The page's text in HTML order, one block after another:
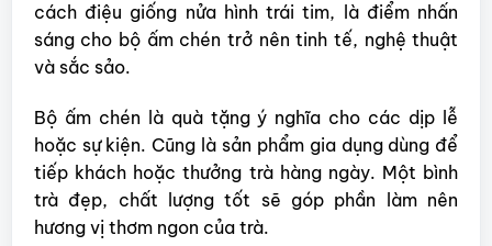
cách điệu giống nửa hình trái tim, là điểm nhấn
sáng cho bộ ấm chén trở nên tinh tế, nghệ thuật
và sắc sảo.
Bộ ấm chén là quà tặng ý nghĩa cho các dịp lễ
hoặc sự kiện. Cũng là sản phẩm gia dụng dùng để
tiếp khách hoặc thưởng trà hàng ngày. Một bình
trà đẹp, chất lượng tốt sẽ góp phần làm nên
hương vị thơm ngon của trà.